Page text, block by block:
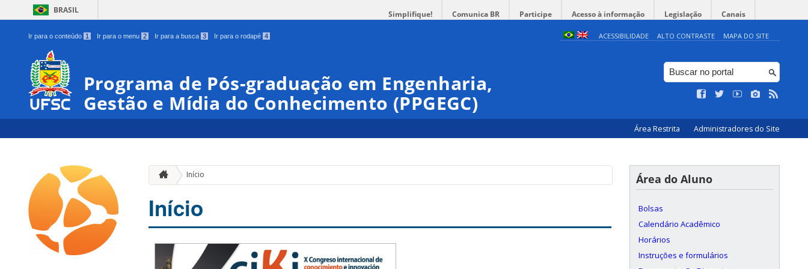
BRASIL Simplifique! Comunica BR Participe Acesso à informação Legislação Canais
Ir para o conteúdo 1 Ir para o menu 2 Ir para a busca 3 Ir para o rodapé 4 ACESSIBILIDADE ALTO CONTRASTE MAPA DO SITE
Programa de Pós-graduação em Engenharia,
Gestão e Mídia do Conhecimento (PPGEGC)
Área Restrita Administradores do Site
Início
Início
00:00
01:00
Área do Aluno
Bolsas
Calendário Acadêmico
Horários
Instruções e formulários